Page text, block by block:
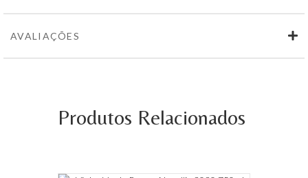
AVALIAÇÕES
Produtos Relacionados